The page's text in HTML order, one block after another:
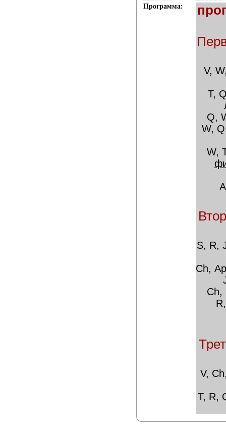
Программа:
V,
T,
Q,
W,
W,
S, R,
Ch,
Ch,
V,
T, R,